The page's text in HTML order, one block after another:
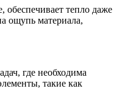
обеспечивает тепло даже
ощупь материала,
где необходима
такие как